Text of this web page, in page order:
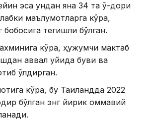
эса ундан яна 34 та ўқ-дори
маълумотларга кўра,
бобосига тегишли бўлган.
кўра, ҳужумчи мактаб
аввал уйида буви ва
ўлдирган.
кўра, бу Таиландда 2022
бўлган энг йирик оммавий